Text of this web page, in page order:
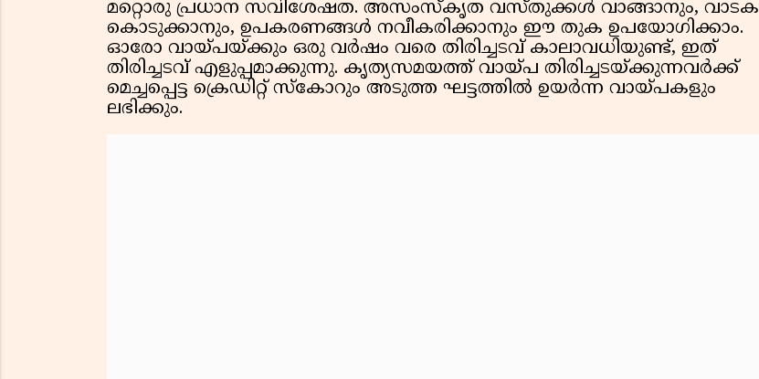
മറ്റൊരു പ്രധാന സവിശേഷത. അസംസ്കൃത വസ്തുക്കൾ വാങ്ങാനും, വാടക
കൊടുക്കാനും, ഉപകരണങ്ങൾ നവീകരിക്കാനും ഈ തുക ഉപയോഗിക്കാം.
ഓരോ വായ്പയ്ക്കും ഒരു വർഷം വരെ തിരിച്ചടവ് കാലാവധിയുണ്ട്, ഇത്
തിരിച്ചടവ് എളുപ്പമാക്കുന്നു. കൃത്യസമയത്ത് വായ്പ തിരിച്ചടയ്ക്കുന്നവർക്ക്
മെച്ചപ്പെട്ട ക്രെഡിറ്റ് സ്കോറും അടുത്ത ഘട്ടത്തിൽ ഉയർന്ന വായ്പകളും
ലഭിക്കും.